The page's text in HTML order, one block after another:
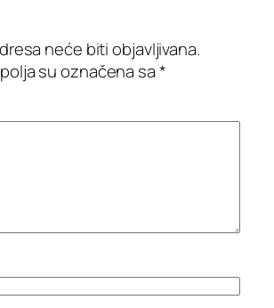
neće biti objavljivana.
su označena sa*